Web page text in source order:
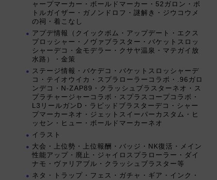
ャープマーカー・ボールドマーカー・52ガロン・ボ
トルガイザー・ガノンドロフ・謎解き・ジウコウメ
の祠・着こなし
アプデ情報（クイックボム・アップデート・エクス
プロッシャー・ノヴァブラスター・バケットスロッ
シャーデコ・金モデラー・クサヤ温泉・マテガイ放
水路）・金策
ステージ情報・バケデコ・バケットスロッシャーデ
コ・テイオウイカ・スプラローラーコラボ・.96ガロ
ンデコ・N-ZAP89・クラッシュブラスターネオ・ス
プラチャージャーコラボ・スプラスコープコラボ・
L3リールガンD・ラピッドブラスターデコ・シャー
プマーカーネオ・ジェットスイーパーカスタム・ヒ
ッセン・ヒュー・ボールドマーカーネオ
イラスト
大会・上位勢・上位報酬・バッジ・NK復活・メイン
性能アップ・廃止・ジャイロスプラローラー・ダイ
ナモ・ヴァリアブル・クラッシュブラスター等
ネタ・トラップ・フェス・ガチャ・ギア・インク・